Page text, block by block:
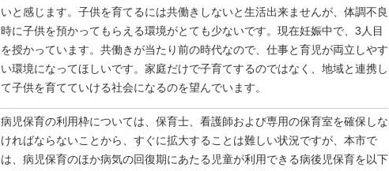
いと感じます。⼦供を育てるには共働きしないと⽣活出来ませんが、体調不良
時に⼦供を預かってもらえる環境がとても少ないです。現在妊娠中で、3⼈目
を授かっています。共働きが当たり前の時代なので、仕事と育児が両⽴しやす
い環境になってほしいです。家庭だけで⼦育てするのではなく、地域と連携し
て⼦供を育てていける社会になるのを望んでいます。
病児保育の利用枠については、保育士、看護師および専用の保育室を確保しな
ければならないことから、すぐに拡大することは難しい状況ですが、本市で
は、病児保育のほか病気の回復期にあたる児童が利用できる病後児保育を以下